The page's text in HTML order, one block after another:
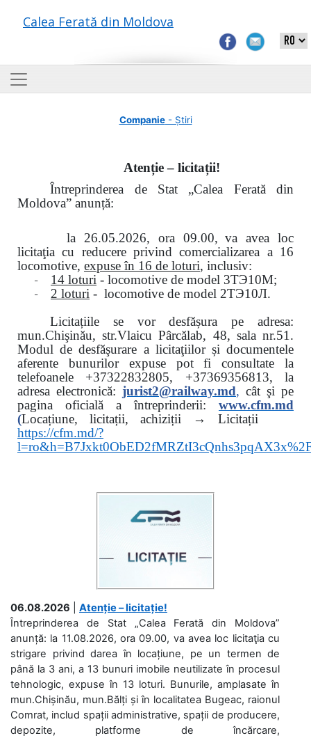
Calea Ferată din Moldova
Companie- Știri
Atenție – licitații!
Întreprinderea de Stat „Calea Ferată din
Moldova” anunță:
la 26.05.2026, ora 09.00, va avea loc
licitaţia cu reducere privind comercializarea a 16
locomotive, expuse în 16 de loturi, inclusiv:
- 14 loturi - locomotive de model 3ТЭ10М;
- 2 loturi - locomotive de model 2ТЭ10Л.
Licitațiile se vor desfășura pe adresa:
mun.Chişinău, str.Vlaicu Pârcălab, 48, sala nr.51.
Modul de desfăşurare a licitaţiilor și documentele
aferente bunurilor expuse pot fi consultate la
telefoanele +37322832805, +37369356813, la
adresa electronică: jurist2@railway.md, cât şi pe
pagina oficială a întreprinderii:
www.cfm.md
(Locațiune, licitații, achiziții → Licitații
https://cfm.md/?
06.08.2026
Atenție – licitație!
Întreprinderea de Stat „Calea Ferată din Moldova”
anunță: la 11.08.2026, ora 09.00, va avea loc licitaţia cu
strigare privind darea în locațiune, pe un termen de
până la 3 ani, a 13 bunuri imobile neutilizate în procesul
tehnologic, expuse în 13 loturi. Bunurile, amplasate în
mun.Chișinău, mun.Bălți și în localitatea Bugeac, raionul
Comrat, includ spații administrative, spații de producere,
depozite, platforme de încărcare,